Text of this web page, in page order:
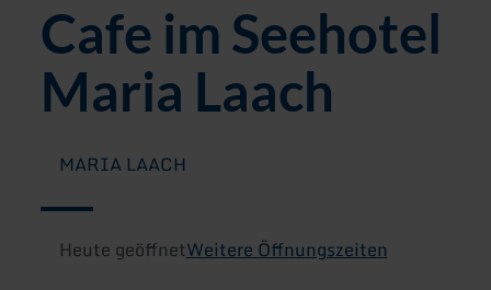
Cafe im Seehotel
Maria Laach
MARIA LAACH
Heute geöffnetWeitere Öffnungszeiten